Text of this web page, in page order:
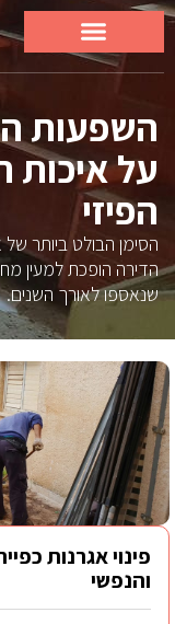
השפעות
על איכות
הפיזי
הסימן הבולט ביותר של
הדירה הופכת למעין
שנאספו לאורך השנים.
פינוי אגרנות
והנפשי